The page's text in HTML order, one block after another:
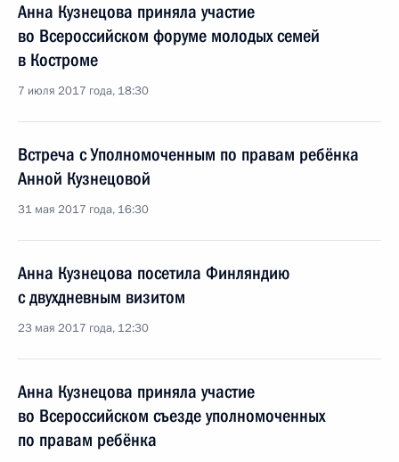
Анна Кузнецова приняла участие
во Всероссийском форуме молодых семей
в Костроме
7 июля 2017 года, 18:30
Встреча с Уполномоченным по правам ребёнка
Анной Кузнецовой
31 мая 2017 года, 16:30
Анна Кузнецова посетила Финляндию
с двухдневным визитом
23 мая 2017 года, 12:30
Анна Кузнецова приняла участие
во Всероссийском съезде уполномоченных
по правам ребёнка